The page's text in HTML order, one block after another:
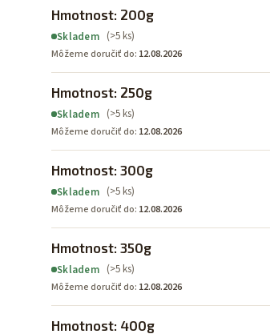
Hmotnost: 200g
Skladem (>5 ks)
Môžeme doručiť do: 12.08.2026
Hmotnost: 250g
Skladem (>5 ks)
Môžeme doručiť do: 12.08.2026
Hmotnost: 300g
Skladem (>5 ks)
Môžeme doručiť do: 12.08.2026
Hmotnost: 350g
Skladem (>5 ks)
Môžeme doručiť do: 12.08.2026
Hmotnost: 400g